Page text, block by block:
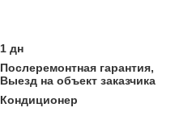
1 дн
Послеремонтная гарантия,
Выезд на объект заказчика
Кондиционер